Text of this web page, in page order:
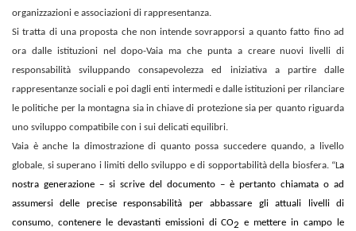
organizzazioni e associazioni di rappresentanza.
Si tratta di una proposta che non intende sovrapporsi a quanto fatto fino ad
ora dalle istituzioni nel dopo-Vaia ma che punta a creare nuovi livelli di
responsabilità sviluppando consapevolezza ed iniziativa a partire dalle
rappresentanze sociali e poi dagli enti intermedi e dalle istituzioni per rilanciare
le politiche per la montagna sia in chiave di protezione sia per quanto riguarda
uno sviluppo compatibile con i sui delicati equilibri.
Vaia è anche la dimostrazione di quanto possa succedere quando, a livello
globale, si superano i limiti dello sviluppo e di sopportabilità della biosfera. “L a
nostra generazione – si scrive del documento – è pertanto chiamata o ad
assumersi delle precise responsabilità per abbassare gli attuali livelli di
consumo, contenere le devastanti emissioni di CO2e mettere in campo le